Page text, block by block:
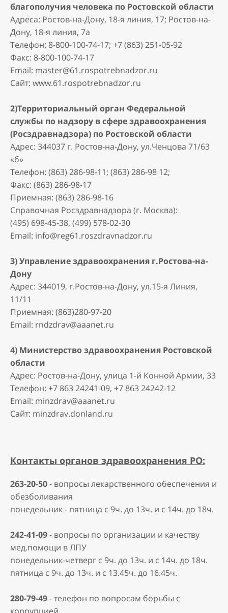
благополучия человека по Ростовской области
Адреса: Ростов-на-Дону, 18-я линия, 17; Ростов-на-
Дону, 18-я линия, 7а
Телефон: 8-800-100-74-17; +7 (863) 251-05-92
Факс: 8-800-100-74-17
Email: master@61.rospotrebnadzor.ru
Сайт: www.61.rospotrebnadzor.ru
2)Территориальный орган Федеральной
службы по надзору в сфере здравоохранения
(Росздравнадзора) по Ростовской области
Адрес: 344037 г. Ростов-на-Дону, ул.Ченцова 71/63
«б»
Телефон: (863) 286-98-11; (863) 286-98 12;
Факс: (863) 286-98-17
Приемная: (863) 286-98-16
Cправочная Росздравнадзора (г. Москва):
(495) 698-45-38, (499) 578-02-30
Email: info@reg61.roszdravnadzor.ru
3) Управление здравоохранения г.Ростова-на-
Дону
Адрес: 344019, г.Ростов-на-Дону, ул.15-я Линия,
11/11
Приемная: (863)280-97-20
Email: rndzdrav@aaanet.ru
4) Министерство здравоохранения Ростовской
области
Адрес: Ростов-на-Дону, улица 1-й Конной Армии, 33
Телефон: +7 863 24241-09, +7 863 24242-12
Email: minzdrav@aaanet.ru
Сайт: minzdrav.donland.ru
Контакты органов здравоохранения РО:
263-20-50- вопросы лекарственного обеспечения и
обезболивания
понедельник - пятница с 9ч. до 13ч. и с 14ч. до 18ч.
242-41-09- вопросы по организации и качеству
мед.помощи в ЛПУ
понедельник-четверг с 9ч. до 13ч. и с 14ч. до 18ч.
пятница с 9ч. до 13ч. и с 13.45ч. до 16.45ч.
280-79-49- телефон по вопросам борьбы с